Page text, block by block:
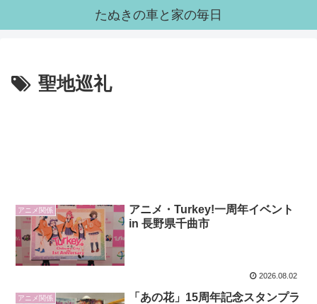
たぬきの車と家の毎日
聖地巡礼
アニメ関係
アニメ・Turkey!一周年イベント
in 長野県千曲市
2026.08.02
アニメ関係
「あの花」15周年記念スタンプラ